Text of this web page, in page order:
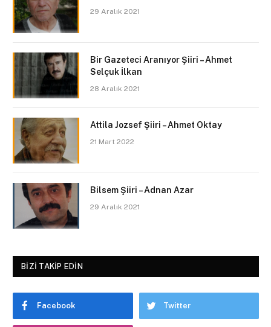
29 Aralık 2021
Bir Gazeteci Aranıyor Şiiri – Ahmet
Selçuk İlkan
28 Aralık 2021
Attila Jozsef Şiiri – Ahmet Oktay
21 Mart 2022
Bilsem Şiiri – Adnan Azar
29 Aralık 2021
BIZI TAKIP EDIN
Facebook Twitter